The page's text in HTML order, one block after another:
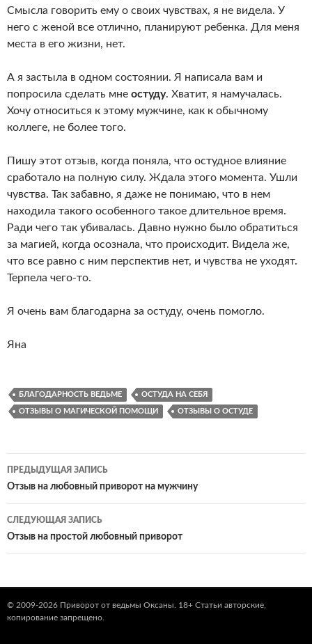
Смысла говорить ему о своих чувствах, я не видела. У
него с женой все отлично, планируют ребенка. Для меня
места в его жизни, нет.
А я застыла в одном состоянии. Я написала вам и
попросила сделать мне остуду. Хватит, я намучалась.
Хочу относиться к этому мужчине, как к обычному
коллеге, не более того.
Пишу этот отзыв, когда поняла, что остудное влияние
сработало на полную силу. Ждала этого момента. Ушли
чувства. Так забавно, я даже не понимаю, что в нем
находила такого особенного такое длительное время.
Ради чего так убивалась. Давно нужно было обратиться
за магией, когда осознала, что происходит. Видела же,
что все равно с ним перспектив нет, и чувства не уходят.
Терпела чего-то.
Я очень вам благодарна за остуду, очень помогло.
Яна
БЛАГОДАРНОСТЬ ВЕДЬМЕ ОСТУДА НА СЕБЯ
ОТЗЫВЫ О МАГИЧЕСКОЙ ПОМОЩИ ОТЗЫВЫ О ОСТУДЕ
Навигация
по
записям
ПРЕДЫДУЩАЯ ЗАПИСЬ
Отзыв на любовный приворот на мужчину
СЛЕДУЮЩАЯ ЗАПИСЬ
Отзыв на простой любовный приворот
© 2009-2026 Приворот от ведьмы Оксаны . 18+ Статьи авторские,
копирование запрещено.